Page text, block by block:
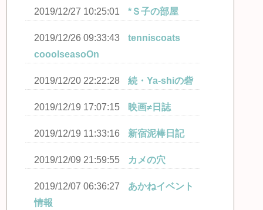
2019/12/27 10:25:01 *Ｓ子の部屋
2019/12/26 09:33:43
tenniscoats
cooolseasoOn
2019/12/20 22:22:28 続・Ya-shiの砦
2019/12/19 17:07:15 映画≠日誌
2019/12/19 11:33:16 新宿泥棒日記
2019/12/09 21:59:55 カメの穴
2019/12/07 06:36:27
あかねイベント
情報